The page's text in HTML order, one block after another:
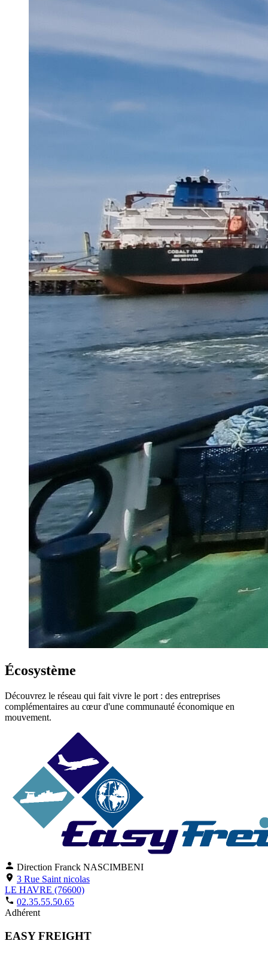
Écosystème
Découvrez le réseau qui fait vivre le port : des entreprises
complémentaires au cœur d'une communauté économique en
mouvement.
Direction Franck NASCIMBENI
3 Rue Saint nicolas
LE HAVRE (76600)
02.35.55.50.65
Adhérent
EASY FREIGHT